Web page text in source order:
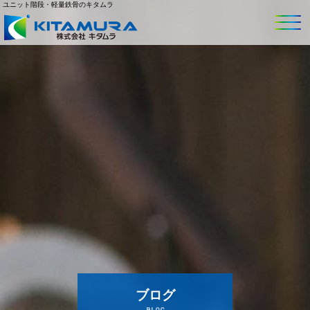
ユニット階段・軽量鉄骨のキタムラ
ブログ